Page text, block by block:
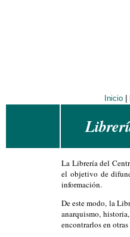
Inicio|
La Librería del
el objetivo de
información.
De este modo, la
anarquismo,
encontrarlos en